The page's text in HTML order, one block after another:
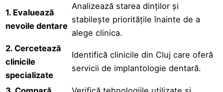
1. Evaluează
nevoile dentare
Analizează starea dinților și
stabilește prioritățile înainte de a
alege clinica.
2. Cercetează
clinicile
specializate
Identifică clinicile din Cluj care oferă
servicii de implantologie dentară.